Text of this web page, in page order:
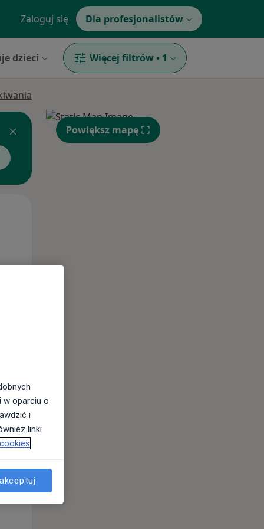
Zaloguj się Dla profesjonalistów
dzieci Więcej filtrów • 1
Czw,
13 Sie
Powiększ mapę
w oparciu o
i
linki